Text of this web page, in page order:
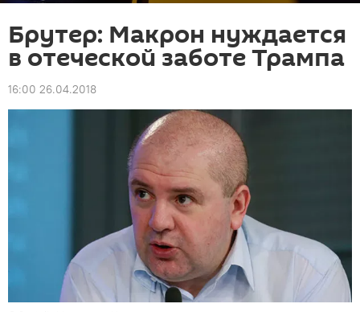
Брутер: Макрон нуждается
в отеческой заботе Трампа
16:00 26.04.2018